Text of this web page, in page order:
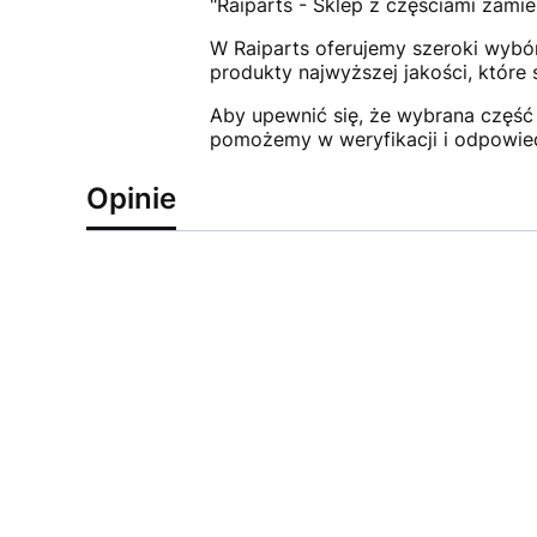
"Raiparts - Sklep z częściami
W Raiparts oferujemy szeroki
produkty najwyższej jakości, które
Aby upewnić się, że wybrana
pomożemy w weryfikacji i
Opinie